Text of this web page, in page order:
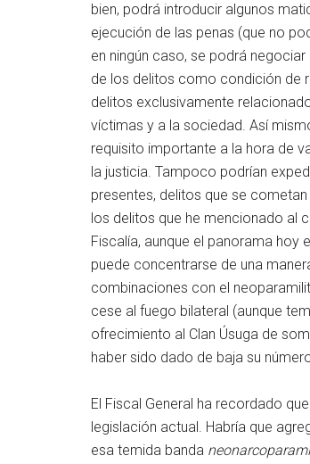
bien, podrá introducir algunos
ejecución de las penas (que no
en ningún caso, se podrá
de los delitos como condición de
delitos exclusivamente
víctimas y a la sociedad. Así
requisito importante a la hora de
la justicia. Tampoco podrían
presentes, delitos que se
los delitos que he mencionado al
Fiscalía, aunque el panorama hoy
puede concentrarse de una
combinaciones con el
cese al fuego bilateral (aunque
ofrecimiento al Clan Úsuga de
haber sido dado de baja su
El Fiscal General ha recordado
legislación actual. Habría que
esa temida banda